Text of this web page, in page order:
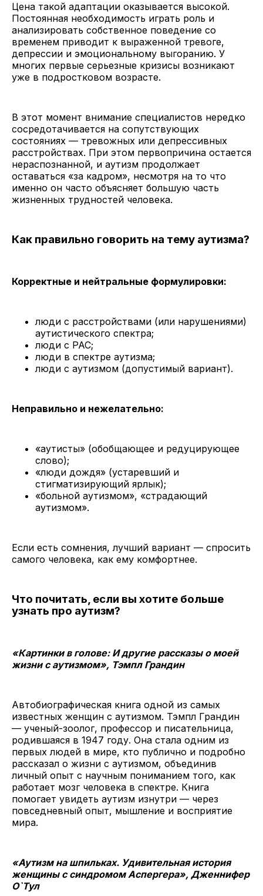
Цена такой адаптации оказывается высокой.
Постоянная необходимость играть роль и
анализировать собственное поведение со
временем приводит к выраженной тревоге,
депрессии и эмоциональному выгоранию. У
многих первые серьезные кризисы возникают
уже в подростковом возрасте.
В этот момент внимание специалистов нередко
сосредотачивается на сопутствующих
состояниях — тревожных или депрессивных
расстройствах. При этом первопричина остается
нераспознанной, и аутизм продолжает
оставаться «за кадром», несмотря на то что
именно он часто объясняет большую часть
жизненных трудностей человека.
Как правильно говорить на тему аутизма?
Корректные и нейтральные формулировки:
люди с расстройствами (или нарушениями)
аутистического спектра;
люди с РАС;
люди в спектре аутизма;
люди с аутизмом (допустимый вариант).
Неправильно и нежелательно:
«аутисты» (обобщающее и редуцирующее
слово);
«люди дождя» (устаревший и
стигматизирующий ярлык);
«больной аутизмом», «страдающий
аутизмом».
Если есть сомнения, лучший вариант — спросить
самого человека, как ему комфортнее.
Что почитать, если вы хотите больше
узнать про аутизм?
«Картинки в голове: И другие рассказы о моей
жизни с аутизмом», Тэмпл Грандин
Автобиографическая книга одной из самых
известных женщин с аутизмом. Тэмпл Грандин
— ученый-зоолог, профессор и писательница,
родившаяся в 1947 году. Она стала одним из
первых людей в мире, кто публично и подробно
рассказал о жизни с аутизмом, объединив
личный опыт с научным пониманием того, как
работает мозг человека в спектре. Книга
помогает увидеть аутизм изнутри — через
повседневный опыт, мышление и восприятие
мира.
«Аутизм на шпильках. Удивительная история
женщины с синдромом Аспергера», Дженнифер
О`Тул